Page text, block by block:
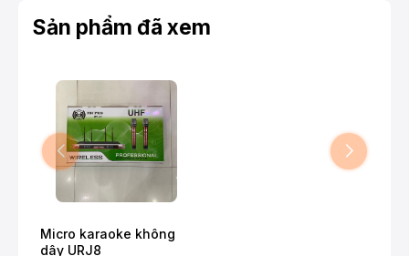
Sản phẩm đã xem
Micro karaoke không
dây URJ8